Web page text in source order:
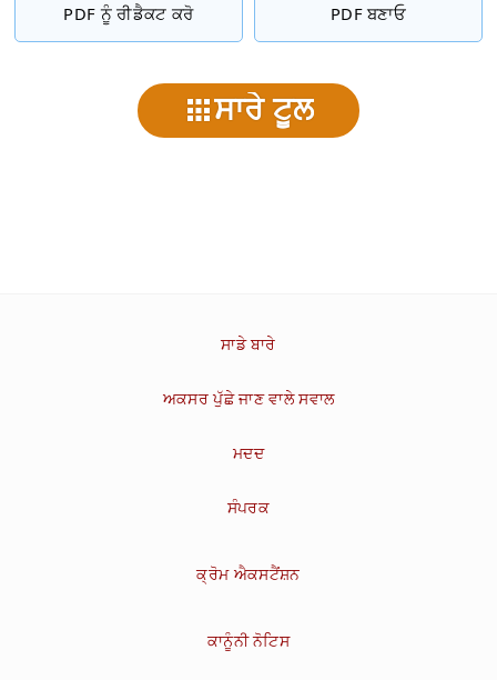
PDF ਨੂੰ ਰੀਡੈਕਟ ਕਰੋ PDF ਬਣਾਓ
ਸਾਰੇ ਟੂਲ
ਸਾਡੇ ਬਾਰੇ
ਅਕਸਰ ਪੁੱਛੇ ਜਾਣ ਵਾਲੇ ਸਵਾਲ
ਮਦਦ
ਸੰਪਰਕ
ਕ੍ਰੋਮ ਐਕਸਟੈਂਸ਼ਨ
ਕਾਨੂੰਨੀ ਨੋਟਿਸ